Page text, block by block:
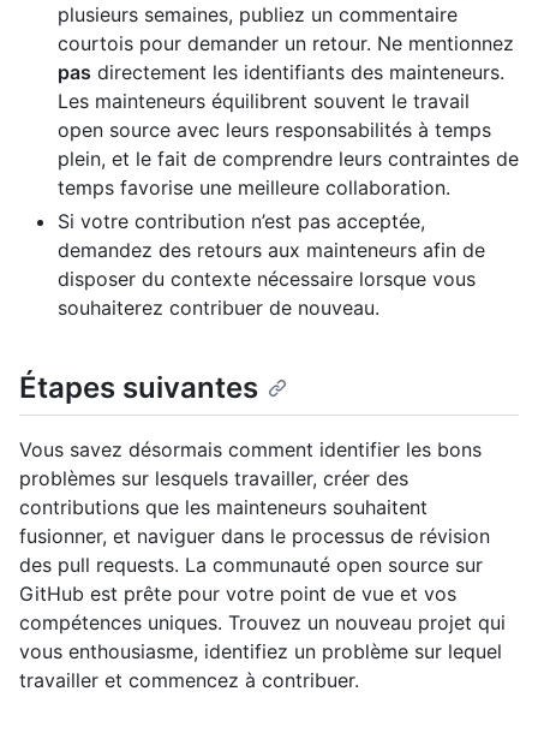
plusieurs semaines, publiez un commentaire
courtois pour demander un retour. Ne mentionnez
pas directement les identifiants des mainteneurs.
Les mainteneurs équilibrent souvent le travail
open source avec leurs responsabilités à temps
plein, et le fait de comprendre leurs contraintes de
temps favorise une meilleure collaboration.
Si votre contribution n’est pas acceptée,
demandez des retours aux mainteneurs afin de
disposer du contexte nécessaire lorsque vous
souhaiterez contribuer de nouveau.
Étapes suivantes
Vous savez désormais comment identifier les bons
problèmes sur lesquels travailler, créer des
contributions que les mainteneurs souhaitent
fusionner, et naviguer dans le processus de révision
des pull requests. La communauté open source sur
GitHub est prête pour votre point de vue et vos
compétences uniques. Trouvez un nouveau projet qui
vous enthousiasme, identifiez un problème sur lequel
travailler et commencez à contribuer.